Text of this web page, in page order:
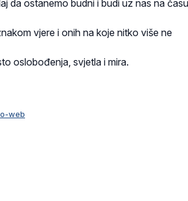
da ostanemo budni i budi uz nas na času
vjere i onih na koje nitko više ne
oslobođenja, svjetla i mira.
web